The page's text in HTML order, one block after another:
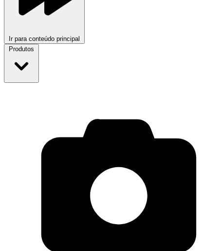
Ir para conteúdo principal
Produtos